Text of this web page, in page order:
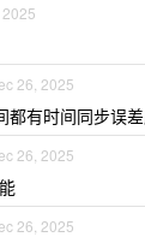
26, 2025
都有时间同步误
26, 2025
26, 2025